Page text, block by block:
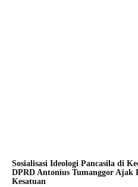
Sosialisasi Ideologi Pancasila di
DPRD Antonius Tumanggor Ajak
Kesatuan